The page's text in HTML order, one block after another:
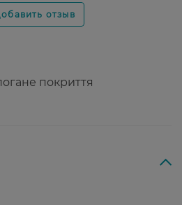
покриття